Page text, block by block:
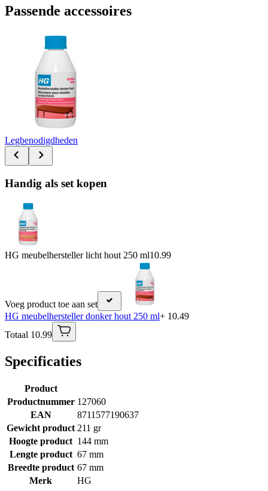
Passende accessoires
Legbenodigdheden
Handig als set kopen
HG meubelhersteller licht hout 250 ml10.99
Voeg product toe aan set
HG meubelhersteller donker hout 250 ml+ 10.49
Totaal 10.99
Specificaties
Product
Productnummer 127060
EAN
8711577190637
Gewicht product 211 gr
Hoogte product 144 mm
Lengte product 67 mm
Breedte product 67 mm
Merk
HG